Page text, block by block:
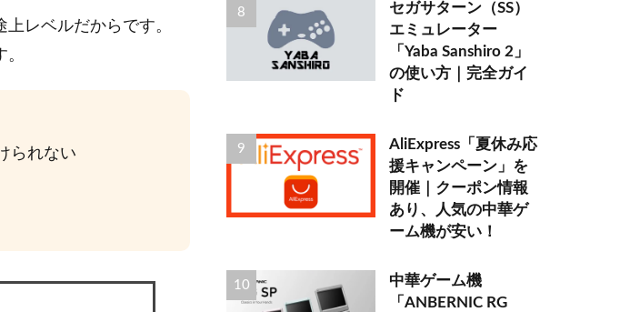
レベルだからです。
られない
セガサターン（SS）
エミュレーター
「Yaba Sanshiro 2」
の使い方｜完全ガイ
ド
AliExpress「夏休み応
援キャンペーン」を
開催｜クーポン情報
あり、人気の中華ゲ
ーム機が安い！
中華ゲーム機
「ANBERNIC RG